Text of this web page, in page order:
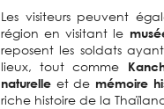
Les visiteurs peuvent
région en visitant le
reposent les soldats
lieux, tout comme
naturelle et de mémoire
riche histoire de la